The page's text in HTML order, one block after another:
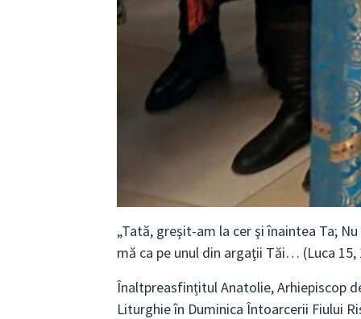
„Tată, greşit-am la cer şi înaintea Ta;
mă ca pe unul din argaţii Tăi… (Luca 15,
Înaltpreasfințitul Anatolie, Arhiepiscop
Liturghie în Duminica Întoarcerii Fiului